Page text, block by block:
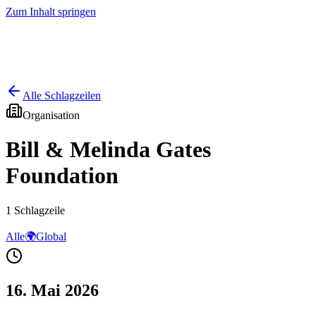
Zum Inhalt springen
Alle Schlagzeilen
Organisation
Bill & Melinda Gates
Foundation
1 Schlagzeile
Alle🌍Global
16. Mai 2026